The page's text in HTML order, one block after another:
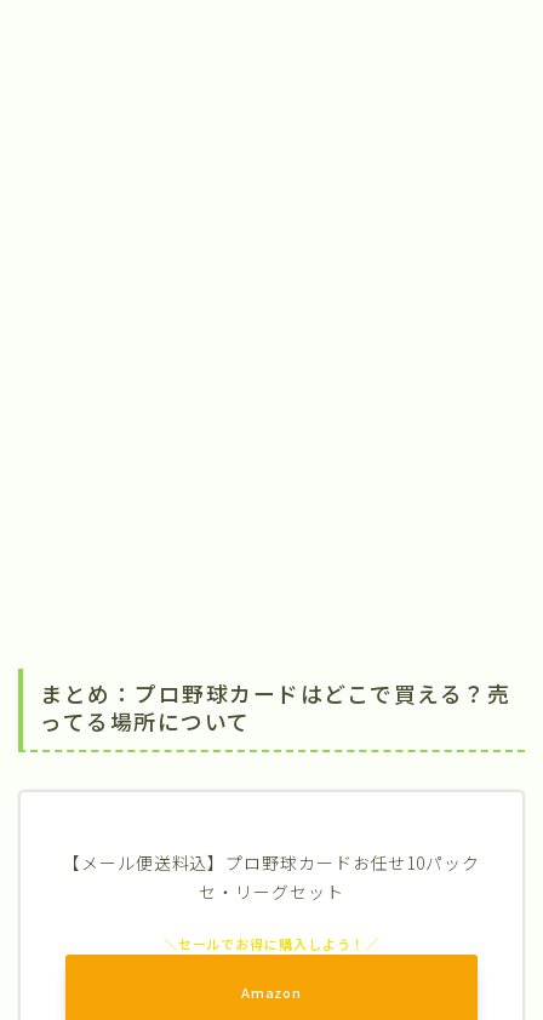
まとめ：プロ野球カードはどこで買える？売
ってる場所について
【メール便送料込】プロ野球カードお任せ10パック
セ・リーグセット
Amazon